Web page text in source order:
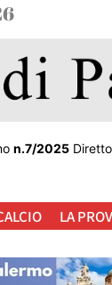
n.7/2025
LA